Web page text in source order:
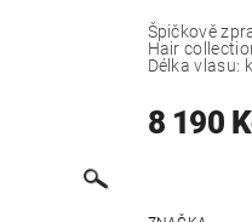
Špičkově
Hair
Délka vlasu:
8 190